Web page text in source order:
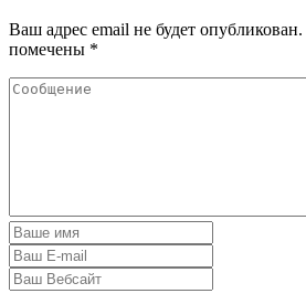
Ваш адрес email не будет опубликован.
помечены *